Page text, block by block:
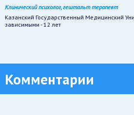
Клинический психолог, гештальт терапевт
Казанский Государственный Медицинский
зависимыми - 12 лет
Комментарии